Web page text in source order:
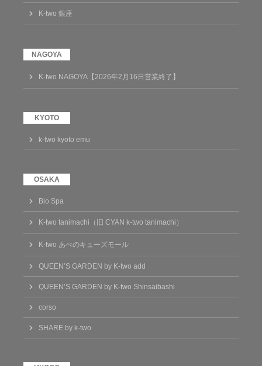
K-two 銀座
K-two NAGOYA【2026年2月16日営業終了】
k-two kyoto emu
Bio Spa
K-two tanimachi（旧 CYAN k-two tanimachi）
K-two あべのキューズモール
QUEEN’S GARDEN by K-two add
QUEEN’S GARDEN by K-two Shinsaibashi
corso
SHARE by k-two